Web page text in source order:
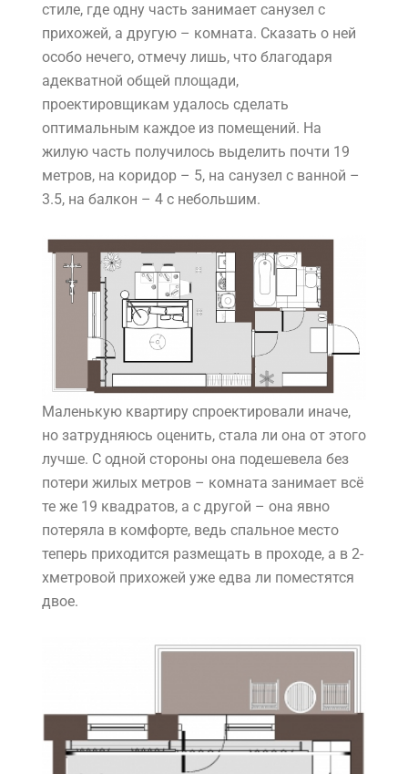
стиле, где одну часть занимает санузел с
прихожей, а другую – комната. Сказать о ней
особо нечего, отмечу лишь, что благодаря
адекватной общей площади,
проектировщикам удалось сделать
оптимальным каждое из помещений. На
жилую часть получилось выделить почти 19
метров, на коридор – 5, на санузел с ванной –
3.5, на балкон – 4 с небольшим.
Маленькую квартиру спроектировали иначе,
но затрудняюсь оценить, стала ли она от этого
лучше. С одной стороны она подешевела без
потери жилых метров – комната занимает всё
те же 19 квадратов, а с другой – она явно
потеряла в комфорте, ведь спальное место
теперь приходится размещать в проходе, а в 2-
хметровой прихожей уже едва ли поместятся
двое.